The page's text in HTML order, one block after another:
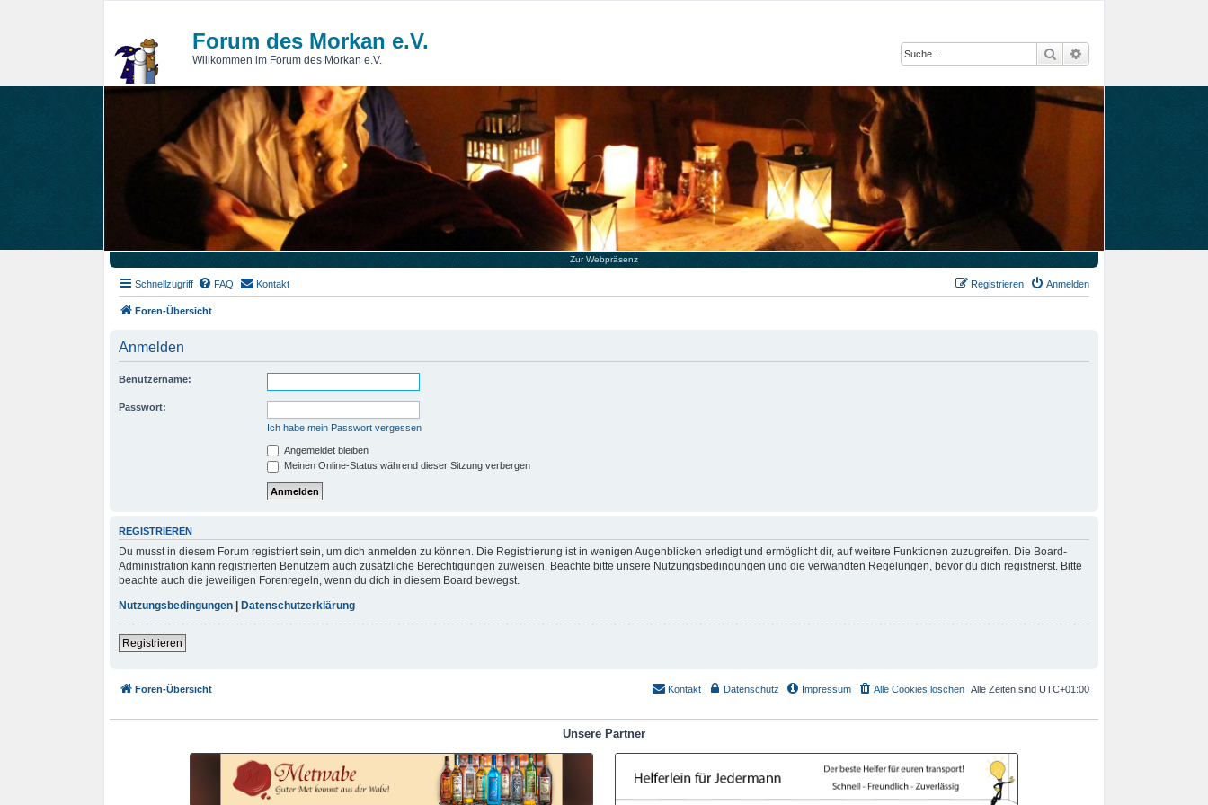
Forum des Morkan e.V.
Willkommen im Forum des Morkan e.V. Suche
Zur Webpräsenz
Schnellzugriff FAQ Kontakt Anmelden
Registrieren
Foren-Übersicht
Anmelden
Benutzername:
Passwort:
Ich habe mein Passwort vergessen
Angemeldet bleiben
Meinen Online-Status während dieser Sitzung verbergen
REGISTRIEREN
Du musst in diesem Forum registriert sein, um dich anmelden zu können. Die Registrierung ist in wenigen Augenblicken erledigt und ermöglicht dir, auf weitere Funktionen zuzugreifen. Die Board-
Administration kann registrierten Benutzern auch zusätzliche Berechtigungen zuweisen. Beachte bitte unsere Nutzungsbedingungen und die verwandten Regelungen, bevor du dich registrierst. Bitte
beachte auch die jeweiligen Forenregeln, wenn du dich in diesem Board bewegst.
Nutzungsbedingungen
Datenschutzerklärung
Registrieren
Foren-Übersicht Alle Zeiten sind UTC+01:00
Alle Cookies löschen
Impressum
Datenschutz
Kontakt
Unsere Partner